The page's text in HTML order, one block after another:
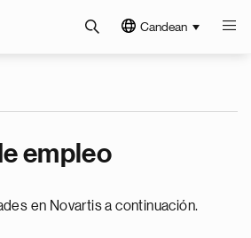
Candean
empleo
en Novartis a continuación.